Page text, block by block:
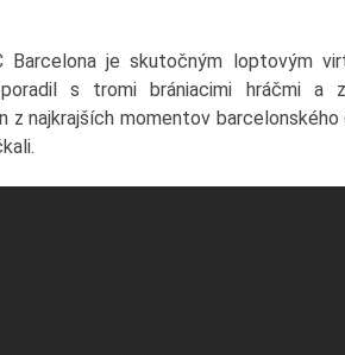
je skutočným loptovým
s tromi brániacimi hráčmi a
z najkrajších momentov barcelonského